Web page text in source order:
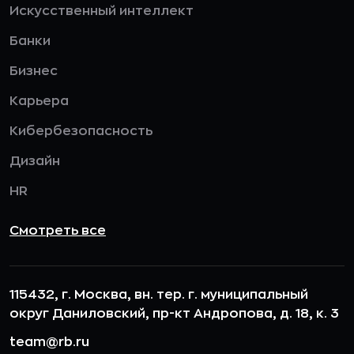
Искусственный интеллект
Банки
Бизнес
Карьера
Кибербезопасность
Дизайн
HR
Смотреть все
115432, г. Москва, вн. тер. г. муниципальный
округ Даниловский, пр-кт Андропова, д. 18, к. 3
team@rb.ru